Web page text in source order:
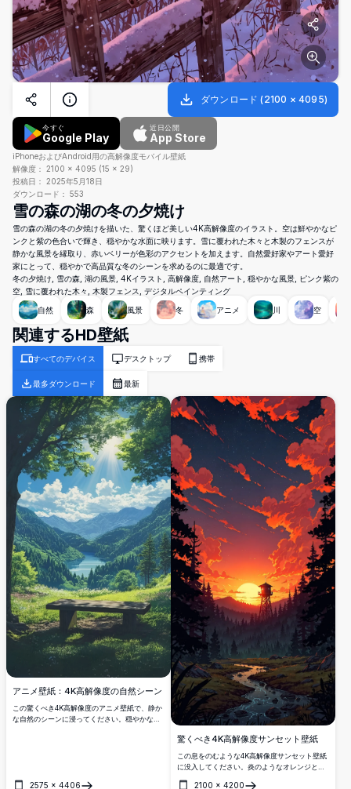
ダウンロード (2100 × 4095)
今すぐ
Google Play
近日公開
App Store
iPhoneおよびAndroid用の高解像度モバイル壁紙
解像度： 2100 × 4095 (15 × 29)
投稿日： 2025年5月18日
ダウンロード： 553
雪の森の湖の冬の夕焼け
雪の森の湖の冬の夕焼けを描いた、驚くほど美しい4K高解像度のイラスト。空は鮮やかなピ
ンクと紫の色合いで輝き、穏やかな水面に映ります。雪に覆われた木々と木製のフェンスが
静かな風景を縁取り、赤いベリーが色彩のアクセントを加えます。自然愛好家やアート愛好
家にとって、穏やかで高品質な冬のシーンを求めるのに最適です。
冬の夕焼け, 雪の森, 湖の風景, 4Kイラスト, 高解像度, 自然アート, 穏やかな風景, ピンク紫の
空, 雪に覆われた木々, 木製フェンス, デジタルペインティング
自然
森 風景 冬 アニメ 川 空
関連するHD壁紙
すべてのデバイス デスクトップ 携帯
最多ダウンロード 最新
アニメ壁紙：4K高解像度の自然シーン
この驚くべき4K高解像度のアニメ壁紙で、静か
な自然のシーンに浸ってください。穏やかな湖
クトップやモバイルの画面を向上させるのに最
2575 × 4406
驚くべき4K高解像度サンセット壁紙
この息をのむような4K高解像度サンセット壁紙
に没入してください。炎のようなオレンジとピ
2100 × 4200